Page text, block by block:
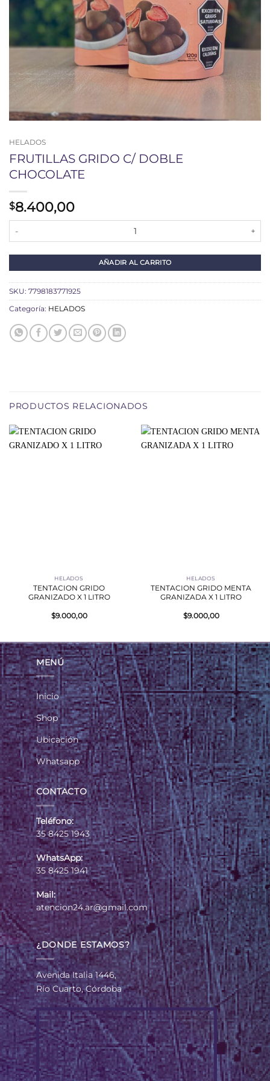
HELADOS
FRUTILLAS GRIDO C/ DOBLE
CHOCOLATE
$8.400,00
AÑADIR AL CARRITO
SKU: 7798183771925
Categoría: HELADOS
PRODUCTOS RELACIONADOS
HELADOS
TENTACION GRIDO
GRANIZADO X 1 LITRO
$9.000,00
HELADOS
TENTACION GRIDO MENTA
GRANIZADA X 1 LITRO
$9.000,00
MENÚ
Inicio
Shop
Ubicación
Whatsapp
CONTACTO
Teléfono:
35 8425 1943
WhatsApp:
35 8425 1941
Mail:
atencion24.ar@gmail.com
¿DONDE ESTAMOS?
Avenida Italia 1446,
Río Cuarto, Córdoba